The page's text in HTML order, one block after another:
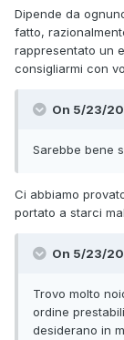
Dipende da
fatto,
rappresentato un
consigliarmi con
On 5/23/
Sarebbe bene
Ci abbiamo
portato a starci
On 5/23/
Trovo molto
ordine
desiderano in